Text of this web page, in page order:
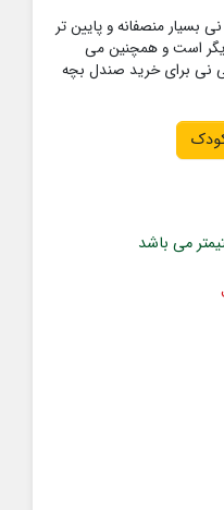
منصفانه و پایین تر
است و همچنین می
نی برای خرید صندل بچه
می باشد